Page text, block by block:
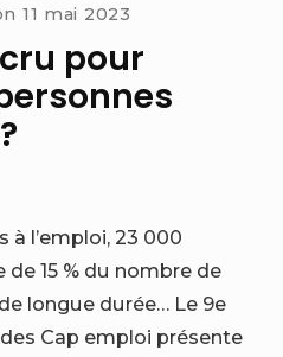
11 mai 2023
pour
à l’emploi, 23 000
15 % du nombre de
longue durée… Le 9e
Cap emploi présente